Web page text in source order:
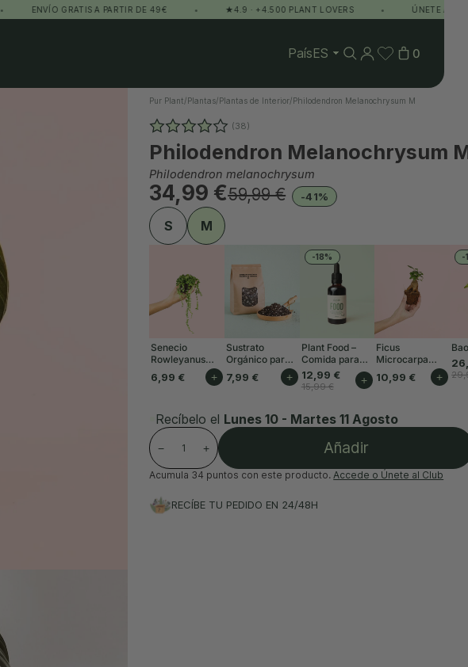
ENVÍO GRATIS A PARTIR DE 49€ • ★4.9 · +4.500 PLANT LOVERS • ÚNETE AL CLUB Y
País
0
Pur Plant/Plantas/Plantas de Interior/Philodendron Melanochrysum M
(38)
Philodendron Melanochrysum
Philodendron melanochrysum
34,99 €59,99 € -41%
S M
Senecio
Rowleyanus
Mini
6,99 € +
Sustrato
Orgánico para
Plantas de
Interior 3L
7,99 € +
-18%
Plant Food –
Comida para
Plantas Interior
50ml
12,99 €
15,99 € +
Ficus
Microcarpa
Mini
10,99 € +
-
Recíbelo el Lunes 10 - Martes 11 Agosto
− + Añadir
Acumula 34 puntos con este producto.Accede o Únete al Club
RECÍBE TU PEDIDO EN 24/48H